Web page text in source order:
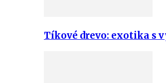
Tíkové drevo: exotika s